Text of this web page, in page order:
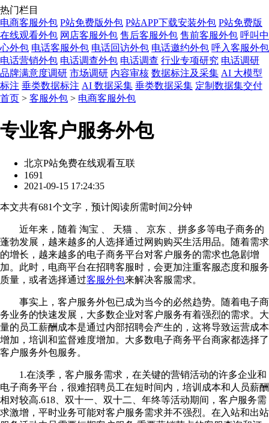
热门栏目
电商客服外包 P站免费版外包 P站APP下载安装外包 P站免费版
在线观看外包 网店客服外包 售后客服外包 售前客服外包 呼叫中
心外包 电话客服外包 电话回访外包 电话邀约外包 呼入客服外包
电话营销外包 电话调查外包 电话调查 行业专项研究 电话调研
品牌满意度调研 市场调研 内容审核 数据标注及采集 AI 大模型
标注 垂类数据标注 AI 数据采集 垂类数据采集 定制数据集交付
首页 > 客服外包 > 电商客服外包
专业客户服务外包
北京P站免费在线观看互联
1691
2021-09-15 17:24:35
本文共有681个文字，预计阅读所需时间2分钟
近年来，随着 淘宝 、 天猫 、 京东 、拼多多等电子商务的
蓬勃发展，越来越多的人选择通过网购购买生活用品。随着需求
的增长，越来越多的电子商务平台对客户服务的需求也急剧增
加。此时，电商平台在招聘客服时，会更加注重客服态度和服务
质量，或者选择通过客服外包来解决客服需求。
事实上，客户服务外包已成为当今的必然趋势。随着电子商
务业务的快速发展，大多数企业对客户服务有着强烈的需求。大
量的员工薪酬成本是通过内部招聘会产生的，这将导致运营成本
增加，培训和监督难度增加。大多数电子商务平台商家都选择了
客户服务外包服务。
1.在淡季，客户服务需求，在关键的营销活动的许多企业和
电子商务平台，很难招聘员工在短时间内，培训成本和人员薪酬
相对较高.618、双十一、双十二、年终等活动期间，客户服务需
求激增，平时业务可能对客户服务需求并不强烈。在入站和出站